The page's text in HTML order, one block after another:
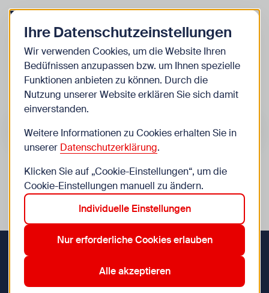
Zurück zur Startseite Zum
Kinder
Veranstaltungen
Suche im Bereich “Kinder”
Suchen
Veranstaltungen in Wien im Bereich “Kinder”
Aktive Filter: 10. Favoriten
12. Meidling
Zurücksetzen
Zurück zur Startseite
Ihre Datenschutzeinstellungen
Wir verwenden Cookies, um die Website Ihren
Bedüfnissen anzupassen bzw. um Ihnen spezielle
Funktionen anbieten zu können. Durch die
Nutzung unserer Website erklären Sie sich damit
einverstanden.
Weitere Informationen zu Cookies erhalten Sie in
unserer Datenschutzerklärung.
Klicken Sie auf „Cookie-Einstellungen“, um die
Cookie-Einstellungen manuell zu ändern.
Individuelle Einstellungen
Nur erforderliche Cookies erlauben
Alle akzeptieren